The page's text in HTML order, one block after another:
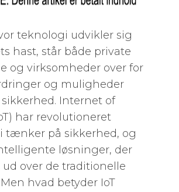
teknologi udvikler sig
hast, står både private
og virksomheder over for
og muligheder
Internet of
har revolutioneret
tænker på sikkerhed, og
løsninger, der
over de traditionelle
hvad betyder IoT